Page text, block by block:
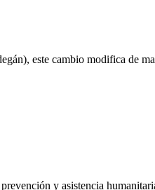
este cambio modifica de
y asistencia